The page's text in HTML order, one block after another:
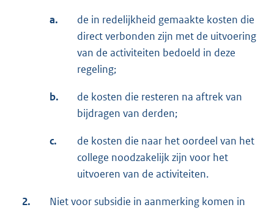
a.
de in redelijkheid gemaakte kosten die
direct verbonden zijn met de uitvoering
van de activiteiten bedoeld in deze
regeling;
b.
de kosten die resteren na aftrek van
bijdragen van derden;
c.
de kosten die naar het oordeel van het
college noodzakelijk zijn voor het
uitvoeren van de activiteiten.
2.
Niet voor subsidie in aanmerking komen in